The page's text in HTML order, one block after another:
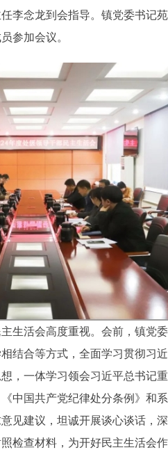
李念龙到会指导。镇党委书记苑
参加会议。
活会高度重视。会前，镇党委
结合等方式，全面学习贯彻习近
，一体学习领会习近平总书记重
中国共产党纪律处分条例》和系
见建议，坦诚开展谈心谈话，深
检查材料，为开好民主生活会作